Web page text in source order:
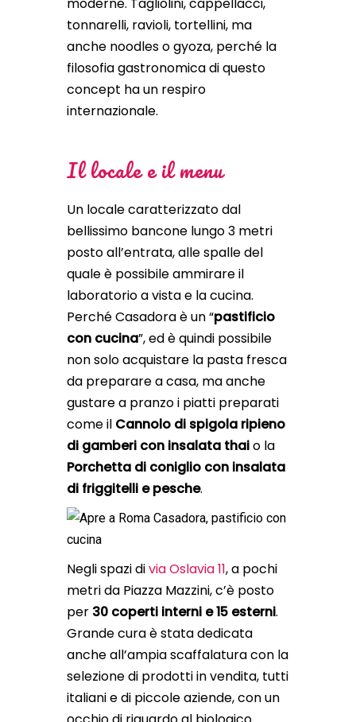
moderne. Tagliolini, cappellacci,
tonnarelli, ravioli, tortellini, ma
anche noodles o gyoza, perché la
filosofia gastronomica di questo
concept ha un respiro
internazionale.
Il locale e il menu
Un locale caratterizzato dal
bellissimo bancone lungo 3 metri
posto all’entrata, alle spalle del
quale è possibile ammirare il
laboratorio a vista e la cucina.
Perché Casadora è un “pastificio
con cucina”, ed è quindi possibile
non solo acquistare la pasta fresca
da preparare a casa, ma anche
gustare a pranzo i piatti preparati
come il Cannolo di spigola ripieno
di gamberi con insalata thaio la
Porchetta di coniglio con insalata
di friggitelli e pesche.
Negli spazi divia Oslavia 11, a pochi
metri da Piazza Mazzini, c’è posto
per 30 coperti interni e 15 esterni.
Grande cura è stata dedicata
anche all’ampia scaffalatura con la
selezione di prodotti in vendita, tutti
italiani e di piccole aziende, con un